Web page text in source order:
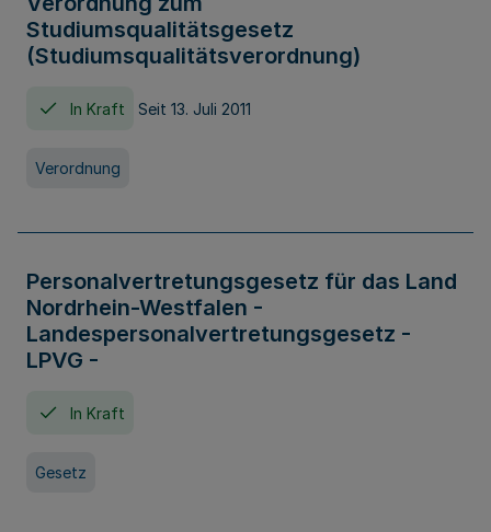
Studiumsqualitätsgesetz
(Studiumsqualitätsverordnung)
In Kraft Seit 13. Juli 2011
Verordnung
Personalvertretungsgesetz für das Land
Nordrhein-Westfalen -
Landespersonalvertretungsgesetz -
LPVG -
In Kraft
Gesetz